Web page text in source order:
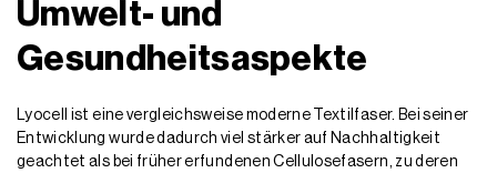
Umwelt- und
Gesundheitsaspekte
Lyocell ist eine vergleichsweise moderne Textilfaser. Bei seiner
Entwicklung wurde dadurch viel stärker auf Nachhaltigkeit
geachtet als bei früher erfundenen Cellulosefasern, zu deren